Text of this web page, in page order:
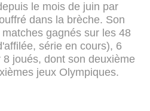
le mois de juin par
dans la brèche. Son
gagnés sur les 48
série en cours), 6
joués, dont son deuxième
jeux Olympiques.